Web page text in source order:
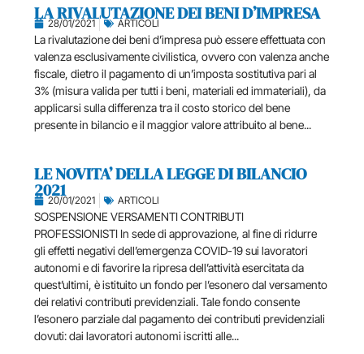
LA RIVALUTAZIONE DEI BENI D’IMPRESA
28/01/2021 ARTICOLI
La rivalutazione dei beni d’impresa può essere effettuata con
valenza esclusivamente civilistica, ovvero con valenza anche
fiscale, dietro il pagamento di un’imposta sostitutiva pari al
3% (misura valida per tutti i beni, materiali ed immateriali), da
applicarsi sulla differenza tra il costo storico del bene
presente in bilancio e il maggior valore attribuito al bene...
LE NOVITA’ DELLA LEGGE DI BILANCIO
2021
20/01/2021 ARTICOLI
SOSPENSIONE VERSAMENTI CONTRIBUTI
PROFESSIONISTI In sede di approvazione, al fine di ridurre
gli effetti negativi dell’emergenza COVID-19 sui lavoratori
autonomi e di favorire la ripresa dell’attività esercitata da
quest’ultimi, è istituito un fondo per l’esonero dal versamento
dei relativi contributi previdenziali. Tale fondo consente
l’esonero parziale dal pagamento dei contributi previdenziali
dovuti: dai lavoratori autonomi iscritti alle...